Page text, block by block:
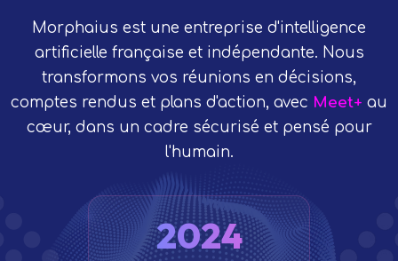
Morphaius est une entreprise d'intelligence
artificielle française et indépendante. Nous
transformons vos réunions en décisions,
comptes rendus et plans d'action, avec Meet+ au
cœur, dans un cadre sécurisé et pensé pour
l'humain.
2024